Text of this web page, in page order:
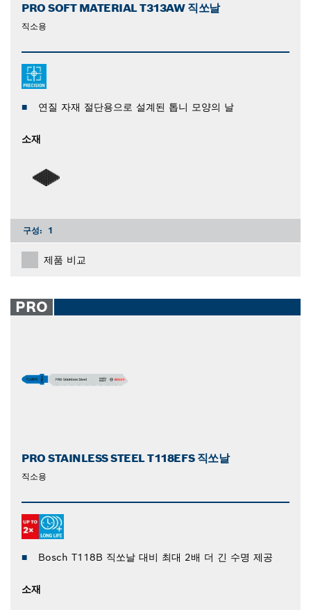
PRO SOFT MATERIAL T313AW 직쏘날
직소용
연질 자재 절단용으로 설계된 톱니 모양의 날
소재
구성: 1
제품 비교
PRO
PRO STAINLESS STEEL T118EFS 직쏘날
직소용
Bosch T118B 직쏘날 대비 최대 2배 더 긴 수명 제공
소재